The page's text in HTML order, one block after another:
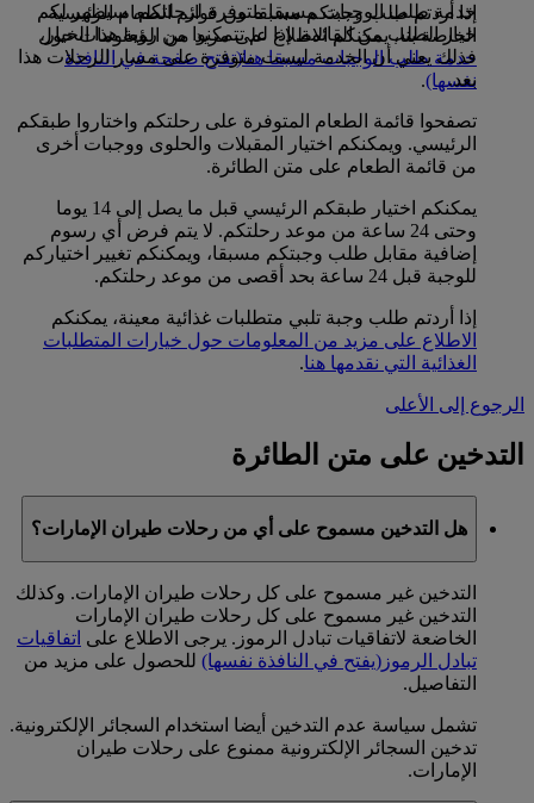
إذا أردتم طلب وجبتكم مسبقا من قوائم الطعام الرئيسية
الخاصة بنا، يمكنكم الاطلاع على مزيد من المعلومات حول
خدمة طلب الوجبات مسبقا هنا(تفتح صفحة في النافذة
نفسها).
خدمة طلب الوجبات مسبقا متوفرة لرحلتكم، سيظهر لكم
خيار الطلب من القائمة. إذا لم تتمكنوا من رؤية هذا الخيار،
فذلك يعني أن الخدمة ليست متوفرة على مسار الرحلات هذا
بعد.
تصفحوا قائمة الطعام المتوفرة على رحلتكم واختاروا طبقكم
الرئيسي. ويمكنكم اختيار المقبلات والحلوى ووجبات أخرى
من قائمة الطعام على متن الطائرة.
يمكنكم اختيار طبقكم الرئيسي قبل ما يصل إلى 14 يوما
وحتى 24 ساعة من موعد رحلتكم. لا يتم فرض أي رسوم
إضافية مقابل طلب وجبتكم مسبقا، ويمكنكم تغيير اختياركم
للوجبة قبل 24 ساعة بحد أقصى من موعد رحلتكم.
إذا أردتم طلب وجبة تلبي متطلبات غذائية معينة، يمكنكم
الاطلاع على مزيد من المعلومات حول خيارات المتطلبات
الغذائية التي نقدمها هنا.
الرجوع إلى الأعلى
التدخين على متن الطائرة
هل التدخين مسموح على أي من رحلات طيران الإمارات؟
التدخين غير مسموح على كل رحلات طيران الإمارات. وكذلك
التدخين غير مسموح على كل رحلات طيران الإمارات
الخاضعة لاتفاقيات تبادل الرموز. يرجى الاطلاع على اتفاقيات
تبادل الرموز (يفتح في النافذة نفسها) للحصول على مزيد من
التفاصيل.
تشمل سياسة عدم التدخين أيضا استخدام السجائر الإلكترونية.
تدخين السجائر الإلكترونية ممنوع على رحلات طيران
الإمارات.